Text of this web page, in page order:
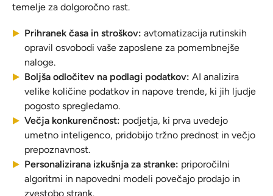
temelje za dolgoročno rast.
Prihranek časa in stroškov: avtomatizacija rutinskih
opravil osvobodi vaše zaposlene za pomembnejše
naloge.
Boljša odločitev na podlagi podatkov: AI analizira
velike količine podatkov in napove trende, ki jih ljudje
pogosto spregledamo.
Večja konkurenčnost: podjetja, ki prva uvedejo
umetno inteligenco, pridobijo tržno prednost in večjo
prepoznavnost.
Personalizirana izkušnja za stranke: priporočilni
algoritmi in napovedni modeli povečajo prodajo in
zvestobo strank.